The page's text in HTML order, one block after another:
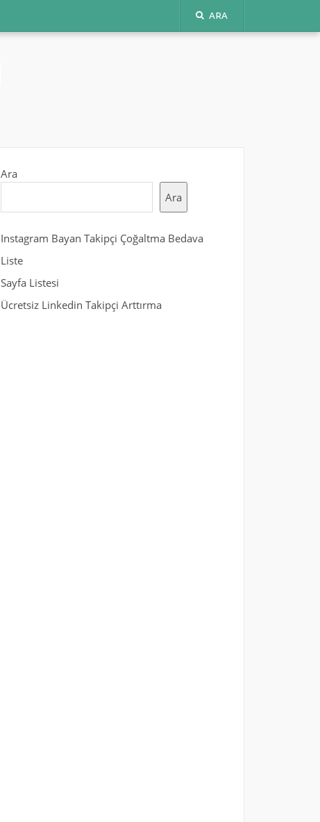
ARA
Ara
Ara
Instagram Bayan Takipçi Çoğaltma Bedava
Liste
Sayfa Listesi
Ücretsiz Linkedin Takipçi Arttırma